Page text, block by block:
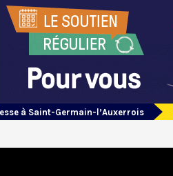
à Saint-Germain-l’Auxerrois